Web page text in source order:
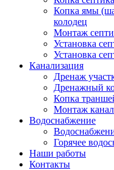
Копка ямы
колодец
Монтаж
Установка
Установка
Канализация
Дренаж
Дренажный
Копка
Монтаж
Водоснабжение
Горячее
Наши работы
Контакты